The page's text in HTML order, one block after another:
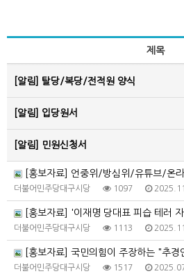
제목
[알림] 탈당/복당/전적원 양식
[알림] 입당원서
[알림] 민원신청서
[홍보자료] 언중위/방심위/유튜브/온
더불어민주당대구시당 1097
[홍보자료] '이재명 당대표 피습 테러
더불어민주당대구시당 1113
[홍보자료] 국민의힘이 주장하는 "추경안
더불어민주당대구시당 1517